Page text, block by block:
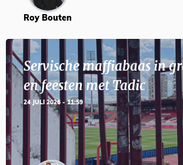
Roy Bouten
Servische maffiabaas in
en feesten met Tadic
24 JULI 2026 - 11:59